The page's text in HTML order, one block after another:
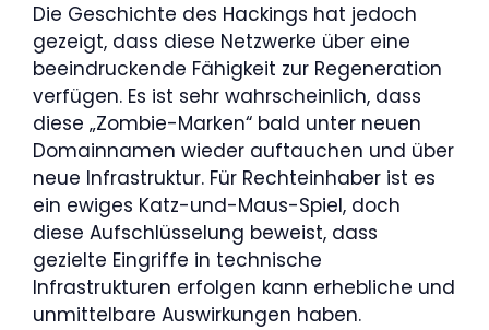
Die Geschichte des Hackings hat jedoch
gezeigt, dass diese Netzwerke über eine
beeindruckende Fähigkeit zur Regeneration
verfügen. Es ist sehr wahrscheinlich, dass
diese „Zombie-Marken“ bald unter neuen
Domainnamen wieder auftauchen und über
neue Infrastruktur. Für Rechteinhaber ist es
ein ewiges Katz-und-Maus-Spiel, doch
diese Aufschlüsselung beweist, dass
gezielte Eingriffe in technische
Infrastrukturen erfolgen kann erhebliche und
unmittelbare Auswirkungen haben.